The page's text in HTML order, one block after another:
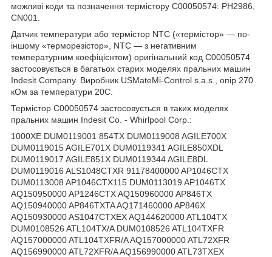
можливі коди та позначення термістору C00050574: PH2986,
CN001.
Датчик температури або термістор NTC («термістор» — по-
іншому «терморезістор», NTC — з негативним
температурним коефіцієнтом) оригінальний код C00050574
застосовується в багатьох старих моделях пральних машин
Indesit Company. Виробник USMateMi-Control s.a.s., опір 270
кОм за температури 20C.
Термістор C00050574 застосовується в таких моделях
пральних машин Indesit Co. - Whirlpool Corp.:
1000XE DUM0119001 854TX DUM0119008 AGILE700X
DUM0119015 AGILE701X DUM0119341 AGILE850XDL
DUM0119017 AGILE851X DUM0119344 AGILE8DL
DUM0119016 ALS1048CTXR 91178400000 AP1046CTX
DUM0113008 AP1046CTX115 DUM0113019 AP1046TX
AQ150950000 AP1246CTX AQ150960000 AP846TX
AQ150940000 AP846TXTA AQ171460000 AP846X
AQ150930000 AS1047CTXEX AQ144620000 ATL104TX
DUM0108526 ATL104TX/A DUM0108526 ATL104TXFR
AQ157000000 ATL104TXFR/A AQ157000000 ATL72XFR
AQ156990000 ATL72XFR/A AQ156990000 ATL73TXEX